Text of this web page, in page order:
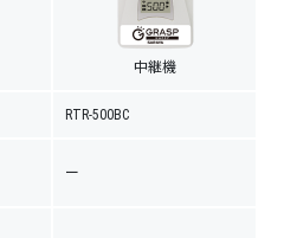
中継機
RTR-500BC
ー